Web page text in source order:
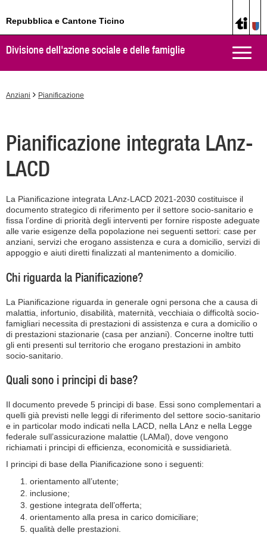
Repubblica e Cantone Ticino
Toggle
Divisione dell'azione sociale e delle famiglie
Anziani Pianificazione
Pianificazione integrata LAnz-
LACD
La Pianificazione integrata LAnz-LACD 2021-2030 costituisce il
documento strategico di riferimento per il settore socio-sanitario e
fissa l’ordine di priorità degli interventi per fornire risposte adeguate
alle varie esigenze della popolazione nei seguenti settori: case per
anziani, servizi che erogano assistenza e cura a domicilio, servizi di
appoggio e aiuti diretti finalizzati al mantenimento a domicilio.
Chi riguarda la Pianificazione?
La Pianificazione riguarda in generale ogni persona che a causa di
malattia, infortunio, disabilità, maternità, vecchiaia o difficoltà socio-
famigliari necessita di prestazioni di assistenza e cura a domicilio o
di prestazioni stazionarie (casa per anziani). Concerne inoltre tutti
gli enti presenti sul territorio che erogano prestazioni in ambito
socio-sanitario.
Quali sono i principi di base?
Il documento prevede 5 principi di base. Essi sono complementari a
quelli già previsti nelle leggi di riferimento del settore socio-sanitario
e in particolar modo indicati nella LACD, nella LAnz e nella Legge
federale sull’assicurazione malattie (LAMal), dove vengono
richiamati i principi di efficienza, economicità e sussidiarietà.
I principi di base della Pianificazione sono i seguenti:
orientamento all’utente;
inclusione;
gestione integrata dell’offerta;
orientamento alla presa in carico domiciliare;
qualità delle prestazioni.